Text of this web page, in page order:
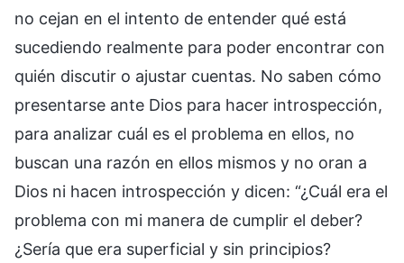
no cejan en el intento de entender qué está
sucediendo realmente para poder encontrar con
quién discutir o ajustar cuentas. No saben cómo
presentarse ante Dios para hacer introspección,
para analizar cuál es el problema en ellos, no
buscan una razón en ellos mismos y no oran a
Dios ni hacen introspección y dicen: “¿Cuál era el
problema con mi manera de cumplir el deber?
¿Sería que era superficial y sin principios?